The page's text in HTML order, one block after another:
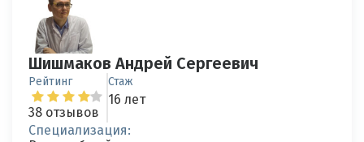
Шишмаков Андрей Сергеевич
Рейтинг
38 отзывов
Стаж
16 лет
Специализация: